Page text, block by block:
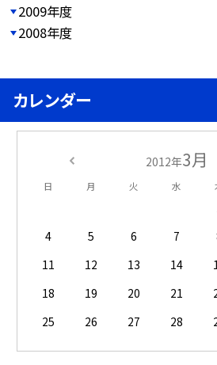
2009年度
2008年度
カレンダー
2012年3月
日 月 火 水
4
5 6 7
11
12 13 14
18
19 20 21
25
26 27 28